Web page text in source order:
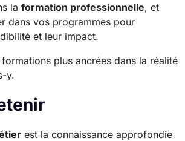
la formation professionnelle, et
dans vos programmes pour
et leur impact.
plus ancrées dans la réalité
y.
est la connaissance approfondie